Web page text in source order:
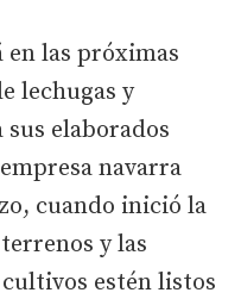
las próximas
lechugas y
elaborados
navarra
cuando inició la
y las
estén listos